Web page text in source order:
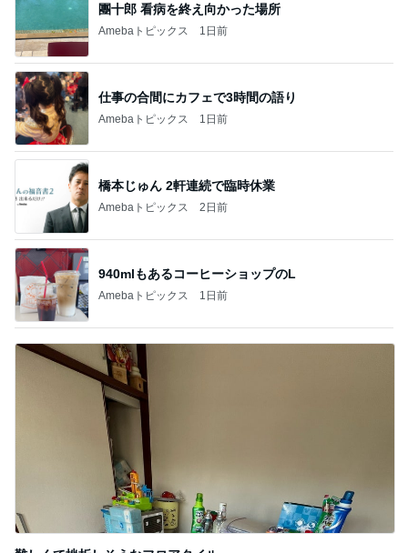
團十郎 看病を終え向かった場所
Amebaトピックス 1日前
仕事の合間にカフェで3時間の語り
Amebaトピックス 1日前
橋本じゅん 2軒連続で臨時休業
Amebaトピックス 2日前
940mlもあるコーヒーショップのL
Amebaトピックス 1日前